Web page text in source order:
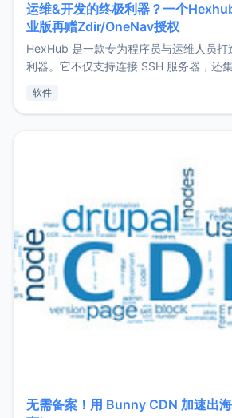
运维&开发的终极利器？一个
业版再赠Zdir/OneNav授权
HexHub 是一款专为程序员与运维人员
利器。它不仅支持连接 SSH 服务器，还
件间频繁切换，仅凭 HexHub 即可同时搞
软件
无需备案！用 Bunny CDN 加速出